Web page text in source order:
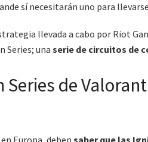
sí necesitarán uno para
llevada a cabo por Riot
Series; unaserie de circuitos de
de
Europa, debensaber que las